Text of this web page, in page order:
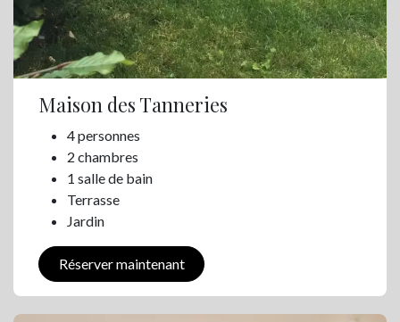
Maison des Tanneries
4 personnes
2 chambres
1 salle de bain
Terrasse
Jardin
Réserver maintenant